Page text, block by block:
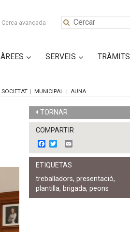
Cerca avançada
ÀREES SERVEIS TRÀMITS
SOCIETAT MUNICIPAL AUNA
TORNAR
COMPARTIR
F
a
c
e
o
o
k
w
i
t
e
r
m
a
ETIQUETAS
treballadors,presentació,
plantilla, brigada,peons